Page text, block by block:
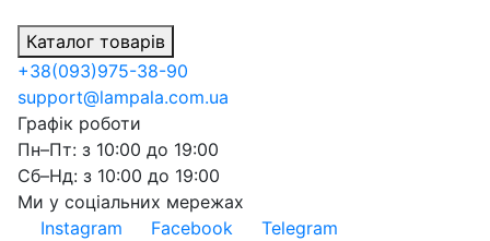
Каталог товарів
+38(093)975-38-90
support@lampala.com.ua
Графік роботи
Пн–Пт: з 10:00 до 19:00
Сб–Нд: з 10:00 до 19:00
Ми у соціальних мережах
Instagram
Facebook
Telegram